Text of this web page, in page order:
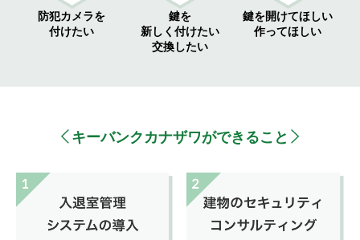
防犯カメラを
付けたい
鍵を
新しく付けたい
交換したい
鍵を開けてほしい
作ってほしい
キーバンクカナザワができること